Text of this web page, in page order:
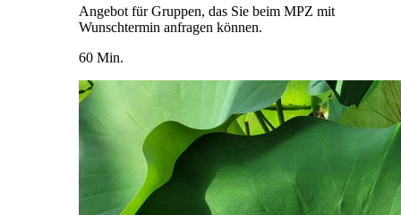
Angebot für Gruppen, das Sie beim MPZ mit
Wunschtermin anfragen können.
60 Min.